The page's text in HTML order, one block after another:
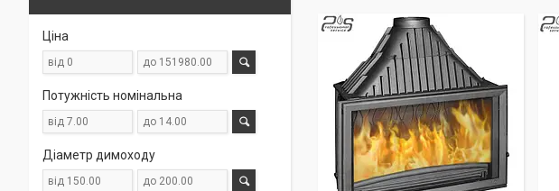
Ціна
Потужність номінальна
Діаметр димоходу